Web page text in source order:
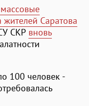
Саратова
СКР вновь
100 человек -